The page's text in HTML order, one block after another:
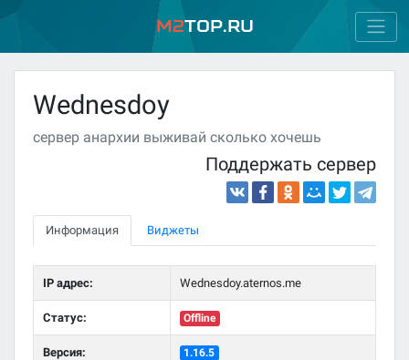
M2Top.ru
Wednesdoy
сервер анархии выживай сколько хочешь
Поддержать сервер
Информация Виджеты
IP адрес: Wednesdoy.aternos.me
Статус: Offline
Версия: 1.16.5